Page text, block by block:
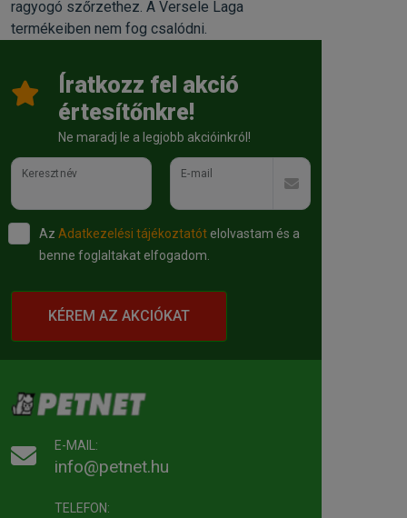
ragyogó szőrzethez. A Versele Laga
termékeiben nem fog csalódni.
Íratkozz fel akció
értesítőnkre!
Ne maradj le a legjobb akcióinkról!
Keresztnév E-mail
Az Adatkezelési tájékoztatót elolvastam és a
benne foglaltakat elfogadom.
KÉREM AZ AKCIÓKAT
E-MAIL:
info@petnet.hu
TELEFON: